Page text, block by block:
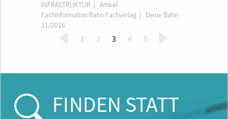
INFRASTRUKTUR | Artikel
Fachinformation Bahn Fachverlag
Deine Bahn
11/2016
1 2 3
r
n
4 5
FINDEN STATT